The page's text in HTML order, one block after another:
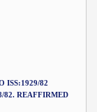
ISS:1929/82
82. REAFFIRMED